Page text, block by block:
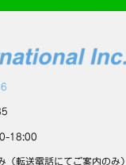
18:00
転送電話にてご案内のみ）